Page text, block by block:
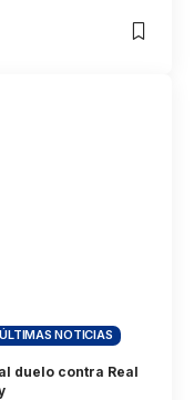
ÚLTIMAS NOTICIAS
duelo contra Real